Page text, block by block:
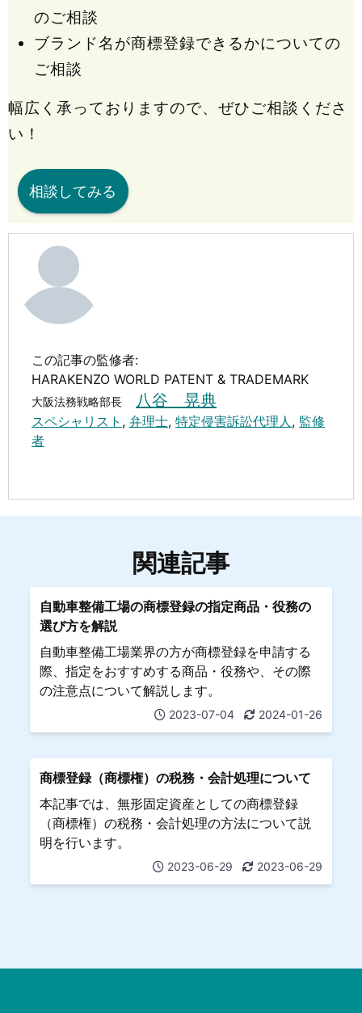
のご相談
ブランド名が商標登録できるかについての
ご相談
幅広く承っておりますので、ぜひご相談くださ
い！
相談してみる
この記事の監修者:
HARAKENZO WORLD PATENT & TRADEMARK
大阪法務戦略部長 八谷 晃典
スペシャリスト , 弁理士, 特定侵害訴訟代理人, 監修
者
関連記事
自動車整備工場の商標登録の指定商品・役務の
選び方を解説
自動車整備工場業界の方が商標登録を申請する
際、指定をおすすめする商品・役務や、その際
の注意点について解説します。
2023-07-04 2024-01-26
商標登録（商標権）の税務・会計処理について
本記事では、無形固定資産としての商標登録
（商標権）の税務・会計処理の方法について説
明を行います。
2023-06-29 2023-06-29